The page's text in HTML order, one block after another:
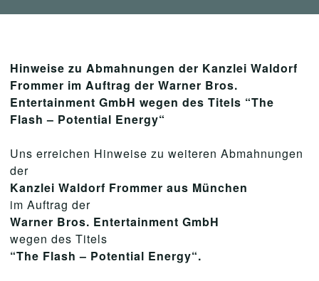
Hinweise zu Abmahnungen der Kanzlei Waldorf
Frommer im Auftrag der Warner Bros.
Entertainment GmbH wegen des Titels “The
Flash – Potential Energy“
Uns erreichen Hinweise zu weiteren Abmahnungen
der
Kanzlei Waldorf Frommer aus München
im Auftrag der
Warner Bros. Entertainment GmbH
wegen des Titels
“The Flash – Potential Energy“.